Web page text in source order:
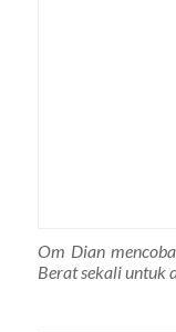
Om Dian
Berat sekali untuk